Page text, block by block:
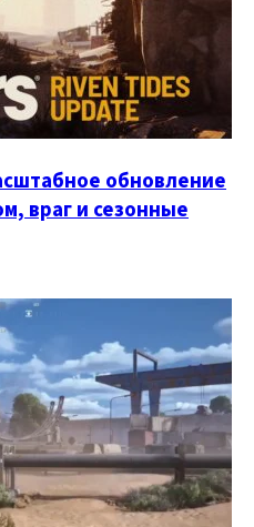
обновление
враг и сезонные